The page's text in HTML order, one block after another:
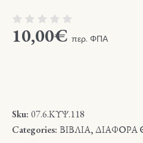
10,00€ περ. ΦΠΑ
Sku: 07.6.ΚΥΨ.118
Categories: ΒΙΒΛΙΑ,ΔΙΑΦΟΡΑ